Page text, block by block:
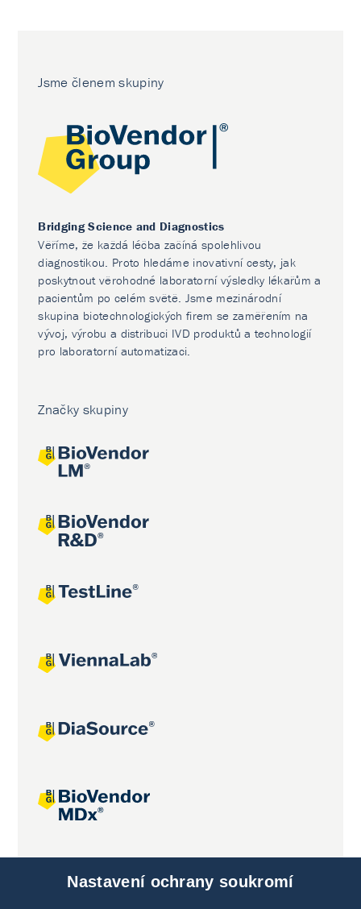
Jsme členem skupiny
Bridging Science and Diagnostics
Věříme, že každá léčba začíná spolehlivou
diagnostikou. Proto hledáme inovativní cesty, jak
poskytnout věrohodné laboratorní výsledky lékařům a
pacientům po celém světě. Jsme mezinárodní
skupina biotechnologických firem se zaměřením na
vývoj, výrobu a distribuci IVD produktů a technologií
pro laboratorní automatizaci.
Značky skupiny
Nastavení ochrany soukromí